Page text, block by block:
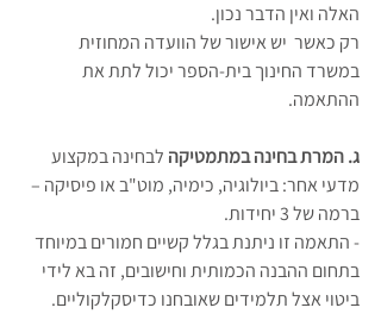
האלה ואין הדבר נכון.
רק כאשר  יש אישור של הוועדה המחוזית
במשרד החינוך בית-הספר יכול לתת את
ההתאמה.
ג. המרת בחינה במתמטיקה לבחינה במקצוע
מדעי אחר: ביולוגיה, כימיה, מוט"ב או פיסיקה –
ברמה של 3 יחידות.
- התאמה זו ניתנת בגלל קשיים חמורים במיוחד
בתחום ההבנה הכמותית וחישובים, זה בא לידי
ביטוי אצל תלמידים שאובחנו כדיסקלקוליים.